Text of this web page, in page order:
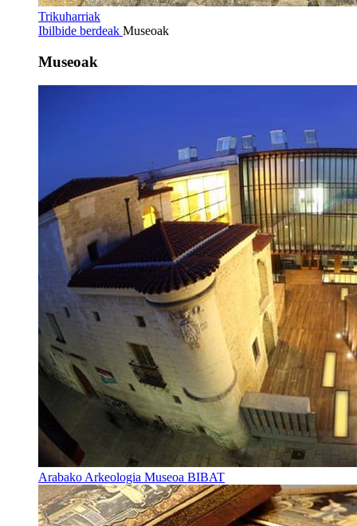
Trikuharriak
Ibilbide berdeak Museoak
Museoak
Arabako Arkeologia Museoa BIBAT